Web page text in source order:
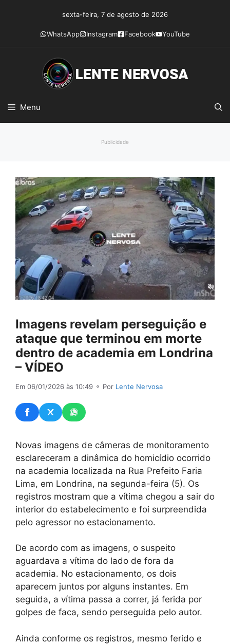
conteúdo
sexta-feira, 7 de agosto de 2026
WhatsApp Instagram Facebook YouTube
Menu
Publicidade
Imagens revelam perseguição e
ataque que terminou em morte
dentro de academia em Londrina
– VÍDEO
Em 06/01/2026 às 10:49 ⚬ Por Lente Nervosa
Novas imagens de câmeras de monitoramento
esclareceram a dinâmica do homicídio ocorrido
na academia localizada na Rua Prefeito Faria
Lima, em Londrina, na segunda-feira (5). Os
registros mostram que a vítima chegou a sair do
interior do estabelecimento e foi surpreendida
pelo agressor no estacionamento.
De acordo com as imagens, o suspeito
aguardava a vítima do lado de fora da
academia. No estacionamento, os dois
aparecem juntos por alguns instantes. Em
seguida, a vítima passa a correr, já ferida por
golpes de faca, sendo perseguida pelo autor.
Ainda conforme os registros, mesmo ferido e